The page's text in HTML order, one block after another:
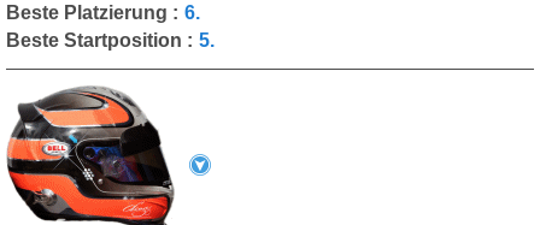
Beste Platzierung : 6.
Beste Startposition : 5.